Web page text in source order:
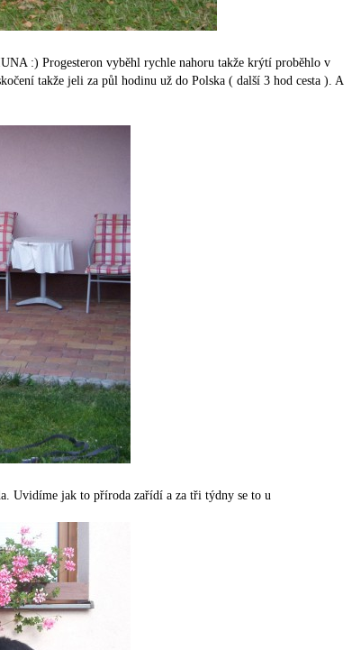
:) Progesteron vyběhl rychle nahoru takže krýtí proběhlo v
takže jeli za půl hodinu už do Polska ( další 3 hod cesta ). A
Uvidíme jak to příroda zařídí a za tři týdny se to u